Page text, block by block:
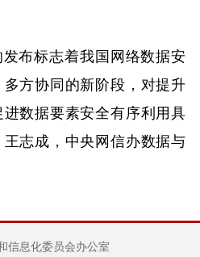
布标志着我国网络数据安
方协同的新阶段，对提升
数据要素安全有序利用具
志成，中央网信办数据与
信息化委员会办公室